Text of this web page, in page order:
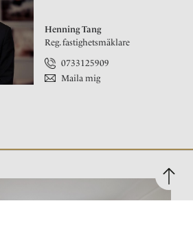
Henning Tang
Reg. fastighetsmäklare
0733125909
Maila mig